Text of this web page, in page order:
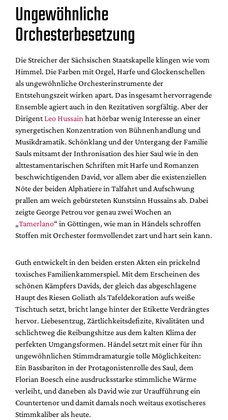
Ungewöhnliche
Orchesterbesetzung
Die Streicher der Sächsischen Staatskapelle klingen wie vom
Himmel. Die Farben mit Orgel, Harfe und Glockenschellen
als ungewöhnliche Orchesterinstrumente der
Entstehungszeit wirken apart. Das insgesamt hervorragende
Ensemble agiert auch in den Rezitativen sorgfältig. Aber der
DirigentLeo Hussain hat hörbar wenig Interesse an einer
synergetischen Konzentration von Bühnenhandlung und
Musikdramatik. Schönklang und der Untergang der Familie
Sauls mitsamt der Inthronisation des hier Saul wie in den
alttestamentarischen Schriften mit Harfe und Romanzen
beschwichtigenden David, vor allem aber die existenziellen
Nöte der beiden Alphatiere in Talfahrt und Aufschwung
prallen am weich gebürsteten Kunstsinn Hussains ab. Dabei
zeigte George Petrou vor genau zwei Wochen an
„Tamerlano“ in Göttingen, wie man in Händels schroffen
Stoffen mit Orchester formvollendet zart und hart sein kann.
Guth entwickelt in den beiden ersten Akten ein prickelnd
toxisches Familienkammerspiel. Mit dem Erscheinen des
schönen Kämpfers Davids, der gleich das abgeschlagene
Haupt des Riesen Goliath als Tafeldekoration aufs weiße
Tischtuch setzt, bricht lange hinter der Etikette Verdrängtes
hervor. Liebesentzug, Zärtlichkeitsdefizite, Rivalitäten und
schlichtweg die Reibungshitze aus dem kalten Klima der
perfekten Umgangsformen. Händel setzt mit einer für ihn
ungewöhnlichen Stimmdramaturgie tolle Möglichkeiten:
Ein Bassbariton in der Protagonistenrolle des Saul, dem
Florian Boesch eine ausdrucksstarke stimmliche Wärme
verleiht, und daneben als David wie zur Uraufführung ein
Countertenor und damit damals noch weitaus exotischeres
Stimmkaliber als heute.